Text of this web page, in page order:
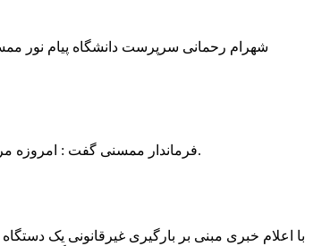
فرماندار ممسنی گفت : امروزه مردم ممسنی در ادارات شهرستان نیاز به کارشناس و خدمتگزار دارند و به اندازه کافی کلانتر در شهرستان وجود دارد پس کارشناسان از کلانتری پرهیز نمایند.
با اعلام خبری مبنی بر بارگیری غیرقانونی یک